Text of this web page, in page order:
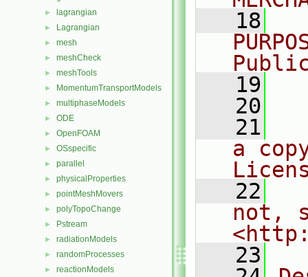
► lagrangian
► Lagrangian
► mesh
► meshCheck
► meshTools
► MomentumTransportModels
► multiphaseModels
► ODE
► OpenFOAM
► OSspecific
► parallel
► physicalProperties
► pointMeshMovers
► polyTopoChange
► Pstream
► radiationModels
► randomProcesses
► reactionModels
   18
   19
   20
   21
a
   22
not,
   23